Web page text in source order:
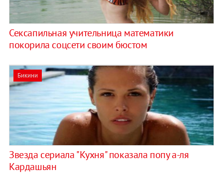
Сексапильная учительница математики
покорила соцсети своим бюстом
Бикини
Звезда сериала "Кухня" показала попу а-ля
Кардашьян